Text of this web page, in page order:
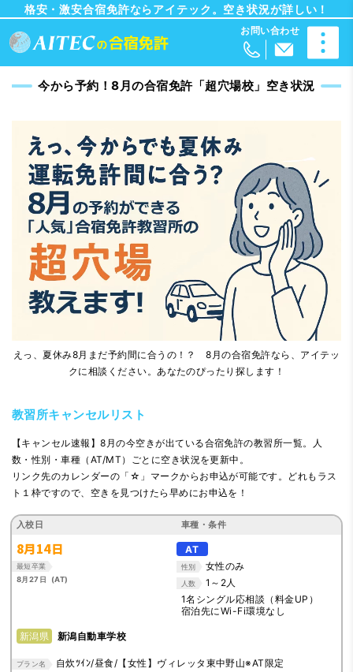
格安・激安合宿免許ならアイテック。空き状況が詳しい！
今から予約！8月の合宿免許「超穴場校」空き状況
えっ、夏休み8月まだ予約間に合うの！？ 8月の合宿免許なら、アイテッ
クに相談ください。あなたのぴったり探します！
教習所キャンセルリスト
【キャンセル速報】8月の今空きが出ている合宿免許の教習所一覧。人
数・性別・車種（AT/MT）ごとに空き状況を更新中。
リンク先のカレンダーの「☆」マークからお申込が可能です。どれもラス
ト１枠ですので、空きを見つけたら早めにお申込を！
入校日
8月14日
最短卒業
8月27日 (AT)
車種・条件
AT
性別 女性のみ
人数
1～2人
1名シングル応相談（料金UP）
宿泊先にWi-Fi環境なし
新潟県 新潟自動車学校
プラン名 自炊ﾂｲﾝ/昼食/【女性】ヴィレッタ東中野山※AT限定